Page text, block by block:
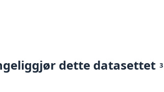
dette datasettet 3